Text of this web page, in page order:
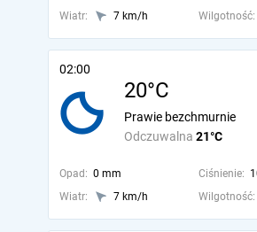
Wiatr:
7 km/h Wilgotność:
02:00
20°C
Odczuwalna 21°C
Prawie bezchmurnie
Opad: 0 mm Ciśnienie:
Wiatr:
7 km/h Wilgotność: